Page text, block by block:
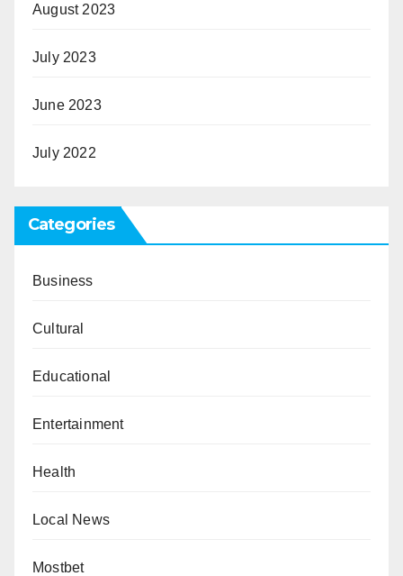
August 2023
July 2023
June 2023
July 2022
Categories
Business
Cultural
Educational
Entertainment
Health
Local News
Mostbet